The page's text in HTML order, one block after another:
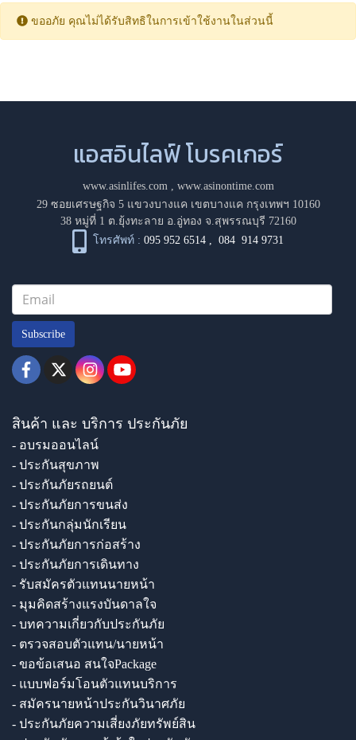
ขออภัย คุณไม่ได้รับสิทธิในการเข้าใช้งานในส่วนนี้
แอสอินไลฟ์ โบรคเกอร์
www.asinlifes.com, www.asinontime.com
29 ซอยเศรษฐกิจ 5 แขวงบางแค เขตบางแค กรุงเทพฯ 10160
38 หมู่ที่ 1 ต.ยุ้งทะลาย อ.อู่ทอง จ.สุพรรณบุรี 72160
โทรศัพท์ : 095 952 6514 ,084 914 9731
Subscribe
สินค้า และ บริการ ประกันภัย
- อบรมออนไลน์
- ประกันสุขภาพ
- ประกันภัยรถยนต์
- ประกันภัยการขนส่ง
- ประกันกลุ่มนักเรียน
- ประกันภัยการก่อสร้าง
- ประกันภัยการเดินทาง
- รับสมัครตัวแทนนายหน้า
- มุมคิดสร้างแรงบันดาลใจ
- บทความเกี่ยวกับประกันภัย
- ตรวจสอบตัวแทน/นายหน้า
- ขอข้อเสนอ สนใจPackage
- แบบฟอร์มโอนตัวแทนบริการ
- สมัครนายหน้าประกันวินาศภัย
- ประกันภัยความเสี่ยงภัยทรัพย์สิน